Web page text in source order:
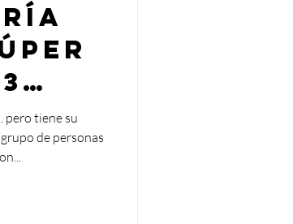
pero tiene su
de personas